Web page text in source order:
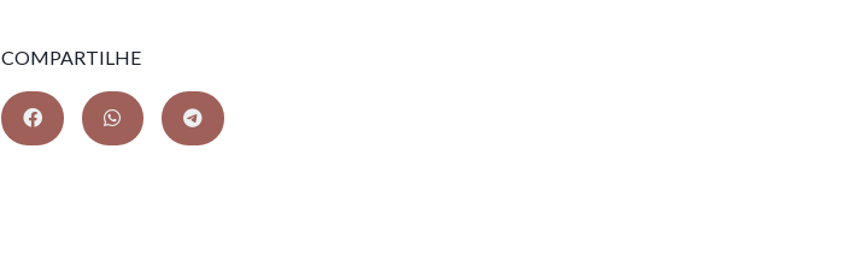
COMPARTILHE